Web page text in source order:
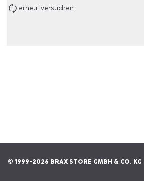
erneut versuchen
© 1999-2026 BRAX STORE GMBH & CO. KG